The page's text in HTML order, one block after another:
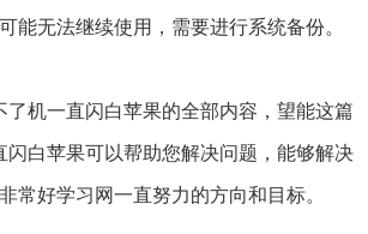
能无法继续使用，需要进行系统备份。
了机一直闪白苹果的全部内容，望能这篇
闪白苹果可以帮助您解决问题，能够解决
常好学习网一直努力的方向和目标。